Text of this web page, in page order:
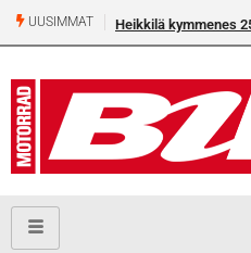
UUSIMMAT Heikkilä kymmenes